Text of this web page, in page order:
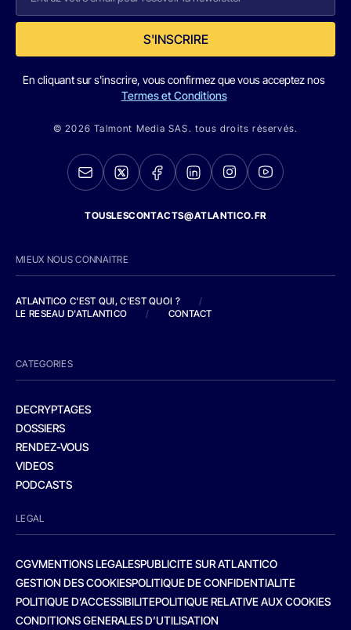
S'INSCRIRE
En cliquant sur s'inscrire, vous confirmez que vous acceptez nos
Termes et Conditions
© 2026 Talmont Media SAS. tous droits réservés.
TOUSLESCONTACTS@ATLANTICO.FR
MIEUX NOUS CONNAITRE
ATLANTICO C'EST QUI, C'EST QUOI ?
/
LE RESEAU D'ATLANTICO
/ CONTACT
CATEGORIES
DECRYPTAGES
DOSSIERS
RENDEZ-VOUS
VIDEOS
PODCASTS
LEGAL
CGVMENTIONS LEGALESPUBLICITE SUR ATLANTICO
GESTION DES COOKIESPOLITIQUE DE CONFIDENTIALITE
POLITIQUE D’ACCESSIBILITEPOLITIQUE RELATIVE AUX COOKIES
CONDITIONS GENERALES D’UTILISATION